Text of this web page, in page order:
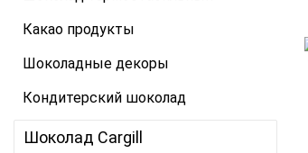
Какао продукты
Шоколадные декоры
Кондитерский шоколад
Шоколад Cargill